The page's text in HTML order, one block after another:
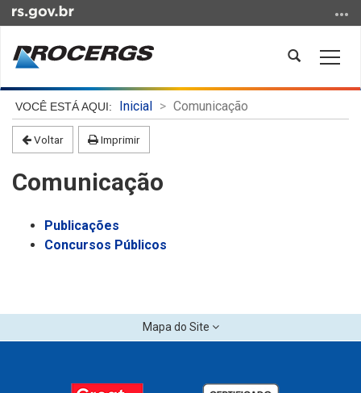
para
conteúdo
Ir
para
menu
para
busca
Abrir
busca
Início
do
conteúdo
Inicial Comunicação
Voltar Imprimir
Comunicação
Publicações
Concursos Públicos
Mapa do Site